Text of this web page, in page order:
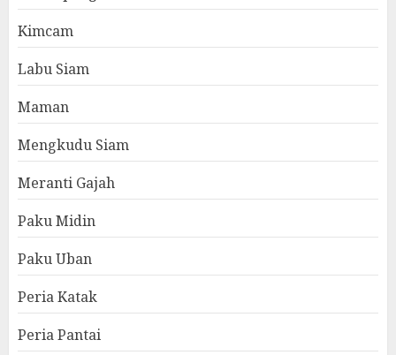
Kimcam
Labu Siam
Maman
Mengkudu Siam
Meranti Gajah
Paku Midin
Paku Uban
Peria Katak
Peria Pantai